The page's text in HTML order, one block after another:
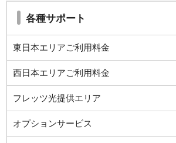
各種サポート
東日本エリアご利用料金
西日本エリアご利用料金
フレッツ光提供エリア
オプションサービス